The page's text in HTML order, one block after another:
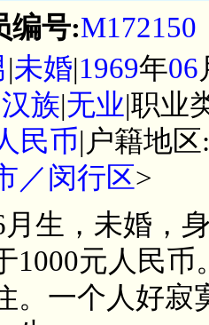
编号:M172150
|未婚|1969年06
汉族|无业|职业
民币|户籍地区:
／闵行区>
月生，未婚，
1000元人民
。一个人好